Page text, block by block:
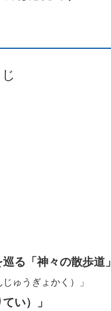
る「神々の散歩道」
ゅうぎょかく）」
い）」